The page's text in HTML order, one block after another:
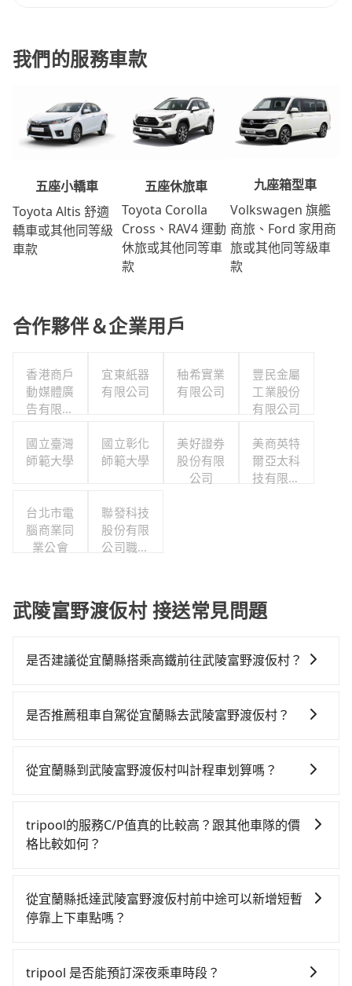
我們的服務車款
五座小轎車
Toyota Altis 舒適
轎車或其他同等級
車款
五座休旅車
Toyota Corolla
Cross、RAV4 運動
休旅或其他同等車
款
九座箱型車
Volkswagen 旗艦
商旅、Ford 家用商
旅或其他同等級車
款
合作夥伴＆企業用戶
香港商戶
動媒體廣
告有限公
公司
宜東紙器
有限公司
秞希實業
有限公司
豐民金屬
工業股份
有限公司
國立臺灣
師範大學
國立彰化
師範大學
美好證券
股份有限
公司
美商英特
爾亞太科
技有限公
台北市電
腦商業同
業公會
聯發科技
股份有限
公司職工
武陵富野渡仮村 接送常見問題
是否建議從宜蘭縣搭乘高鐵前往武陵富野渡仮村？
費時，且難叫計程車前往高鐵站！從最早06:15一直到
車花費約1,800元、車程約70分鐘。抵達高鐵站後，步行
站，每人票價750元，再用10分鐘出站、等待車站前排
班的計程車，搭上小黃後約花70分鐘、車費1,800元後，
之平均每人花費為1,650元。不過宜蘭縣領有合法執照的
計程車僅有700多輛，計程車的密度為雙北的0.9%，換
收費，看乘客是外地人便漫天喊價或恣意繞路。但如果
是否推薦租車自駕從宜蘭縣去武陵富野渡仮村？
時不需要閉目養神（因為要自己開車），最重要的是你
$115~205承租小轎車，每公里再額外加收$3.2，從宜蘭
縣（羅東鎮）到武陵富野渡仮村的花費預估為
時40元路邊停車費用預估進去，但額外的汽車保險與可
能的罰單都需自付。再者，和運的iRent只提供最基本的
或九人座可供選擇，而且無人租車最令人詬病的就是車
從宜蘭縣到武陵富野渡仮村叫計程車划算嗎？
灣大車隊、Uber、Line Taxi、Yoxi等，如果在路邊攔不
到車，也可考慮打電話至附近的計程車隊，如東慶計程
如改預約tripool可省高達$1,400。但如果你無法提前預
約，或偏好臨時叫車，那要注意宜蘭縣僅有合法計程車
要特別注意：像武陵富野渡仮村這樣的偏遠地區，計程
tripool的服務C/P值真的比較高？跟其他車隊的價
格比較如何？
市場上稍具規模且合法經營的業者，有以短程與城市為
主的台灣大車隊、大都會、LINE Taxi、Uber，機場接送
單程接送與跨縣市計時包車，不論從哪邊去哪裡（當然
從宜蘭縣抵達武陵富野渡仮村前中途可以新增短暫
停靠上下車點嗎？
前往武陵富野渡仮村的途中可備註加點。每個加點位
tripool 是否能預訂深夜乘車時段？